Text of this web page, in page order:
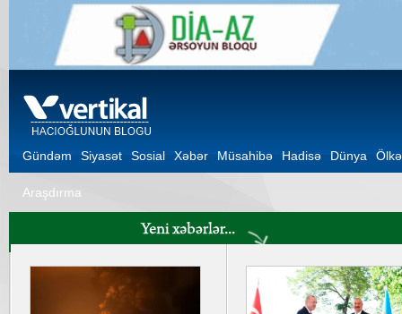
Gündəm Siyasət Sosial Xəbər Müsahibə Hadisə Dünya Ölkə
Araşdırma